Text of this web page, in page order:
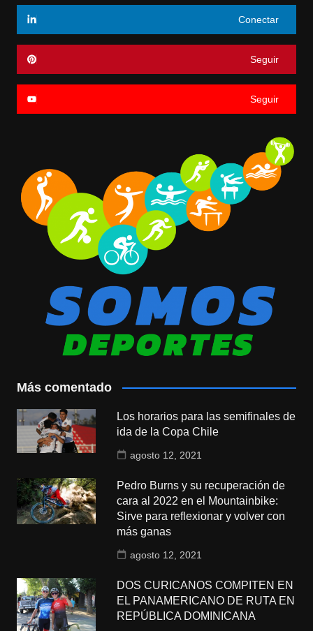
Conectar
Seguir
Seguir
Más comentado
Los horarios para las semifinales de
ida de la Copa Chile
agosto 12, 2021
Pedro Burns y su recuperación de
cara al 2022 en el Mountainbike:
Sirve para reflexionar y volver con
más ganas
agosto 12, 2021
DOS CURICANOS COMPITEN EN
EL PANAMERICANO DE RUTA EN
REPÚBLICA DOMINICANA